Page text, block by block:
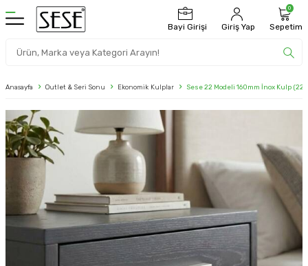
Bayi Girişi Giriş Yap
0
Sepetim
Anasayfa Outlet & Seri Sonu Ekonomik Kulplar Sese 22 Modeli 160mm İnox Kulp